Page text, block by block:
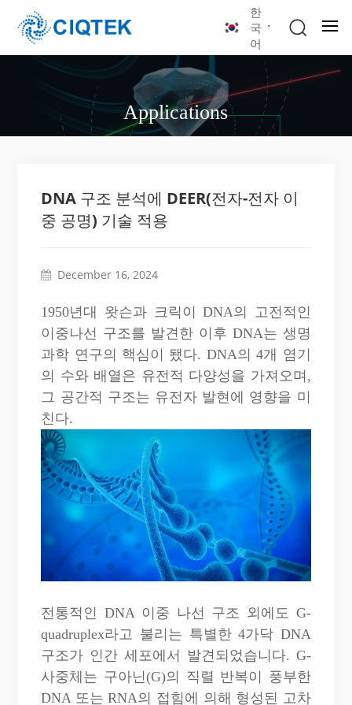
한
국
어
Applications
DNA 구조 분석에 DEER(전자-전자 이
중 공명) 기술 적용
December 16, 2024
1950년대 왓슨과 크릭이 DNA의 고전적인
이중나선 구조를 발견한 이후 DNA는 생명
과학 연구의 핵심이 됐다. DNA의 4개 염기
의 수와 배열은 유전적 다양성을 가져오며,
그 공간적 구조는 유전자 발현에 영향을 미
친다.
전통적인 DNA 이중 나선 구조 외에도 G-
quadruplex라고 불리는 특별한 4가닥 DNA
구조가 인간 세포에서 발견되었습니다. G-
사중체는 구아닌(G)의 직렬 반복이 풍부한
DNA 또는 RNA의 접힘에 의해 형성된 고차